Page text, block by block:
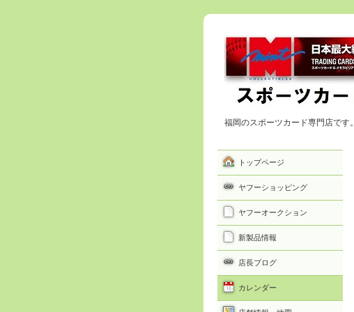
福岡のスポーツカード専門店です。
トップページ
ヤフーショッピング
ヤフーオークション
新製品情報
店長ブログ
カレンダー